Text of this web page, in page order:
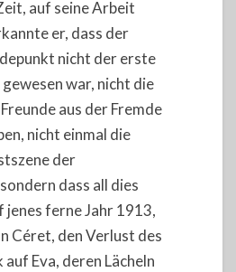
auf seine Arbeit
er, dass der
nicht der erste
war, nicht die
aus der Fremde
nicht einmal die
der
dass all dies
ferne Jahr 1913,
Céret, den Verlust des
Eva, deren Lächeln